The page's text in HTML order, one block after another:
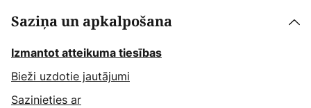
Saziņa un apkalpošana
Izmantot atteikuma tiesības
Bieži uzdotie jautājumi
Sazinieties ar